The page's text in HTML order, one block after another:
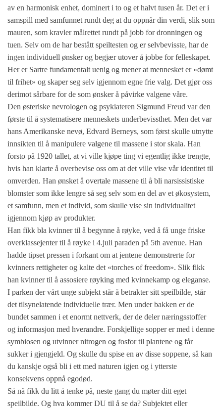
av en harmonisk enhet, dominert i to og et halvt tusen år. Det er i
samspill med samfunnet rundt deg at du oppnår din verdi, slik som
mauren, som kravler målrettet rundt på jobb for dronningen og
tuen. Selv om de har bestått speiltesten og er selvbevisste, har de
ingen individuell ønsker og begjær utover å jobbe for felleskapet.
Her er Sartre fundamentalt uenig og mener at mennesket er «dømt
til frihet» og skaper seg selv igjennom egne frie valg. Det gjør oss
derimot sårbare for de som ønsker å påvirke valgene våre.
Den østeriske nevrologen og psykiateren Sigmund Freud var den
første til å systematisere menneskets underbevissthet. Men det var
hans Amerikanske nevø, Edvard Berneys, som først skulle utnytte
innsikten til å manipulere valgene til massene i stor skala. Han
forsto på 1920 tallet, at vi ville kjøpe ting vi egentlig ikke trengte,
hvis han klarte å overbevise oss om at det ville vise vår identitet til
omverden. Han ønsket å overtale massene til å bli narsissistiske
blomster som ikke lengre så seg selv som en del av et økosystem,
et samfunn, men et individ, som skulle vise sin individualitet
igjennom kjøp av produkter.
Han fikk bla kvinner til å begynne å røyke, ved å få unge friske
overklassejenter til å røyke i 4.juli paraden på 5th avenue. Han
hadde tipset pressen i forkant om at jentene demonstrerte for
kvinners rettigheter og kalte det «torches of freedom». Slik fikk
han kvinner til å assosiere røyking med kvinnekamp og eleganse.
I parken der vårt unge subjekt står å betrakter sitt speilbilde, står
det tilsynelatende individuelle trær. Men under bakken er de
bundet sammen i et enormt nettverk, der de deler næringsstoffer
og informasjon med hverandre. Forskjellige sopper er med i denne
symbiosen og utvinner nitrogen og fosfor til plantene og får
sukker i gjengjeld. Og skulle du spise en av disse soppene, så kan
du kanskje også bli i ett med naturen igjen og i ytterste
konsekvens oppnå egodød.
Så nå fikk du litt å tenke på, neste gang du møter ditt eget
speilbilde. Og hva kommer DU til å se da? Subjektet eller